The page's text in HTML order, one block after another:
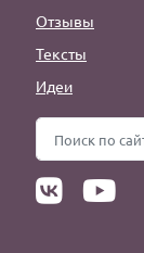
Отзывы
Тексты
Идеи